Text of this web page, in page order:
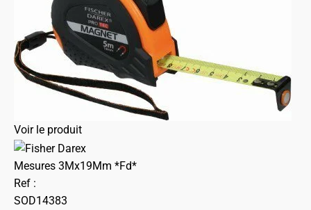
Voir le produit
Mesures 3Mx19Mm *Fd*
Ref :
SOD14383